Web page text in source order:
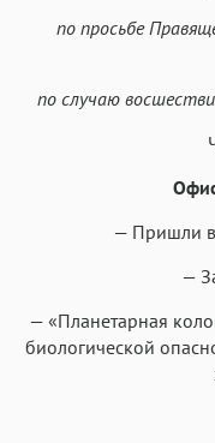
Аа
по просьбе
по случаю
— Пришли
—
— «Планетарная
биологической